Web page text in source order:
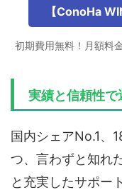
【ConoHa
初期費用無料！月額料
実績と信頼性で
国内シェアNo.1、
つ、言わずと知れ
と充実したサポー